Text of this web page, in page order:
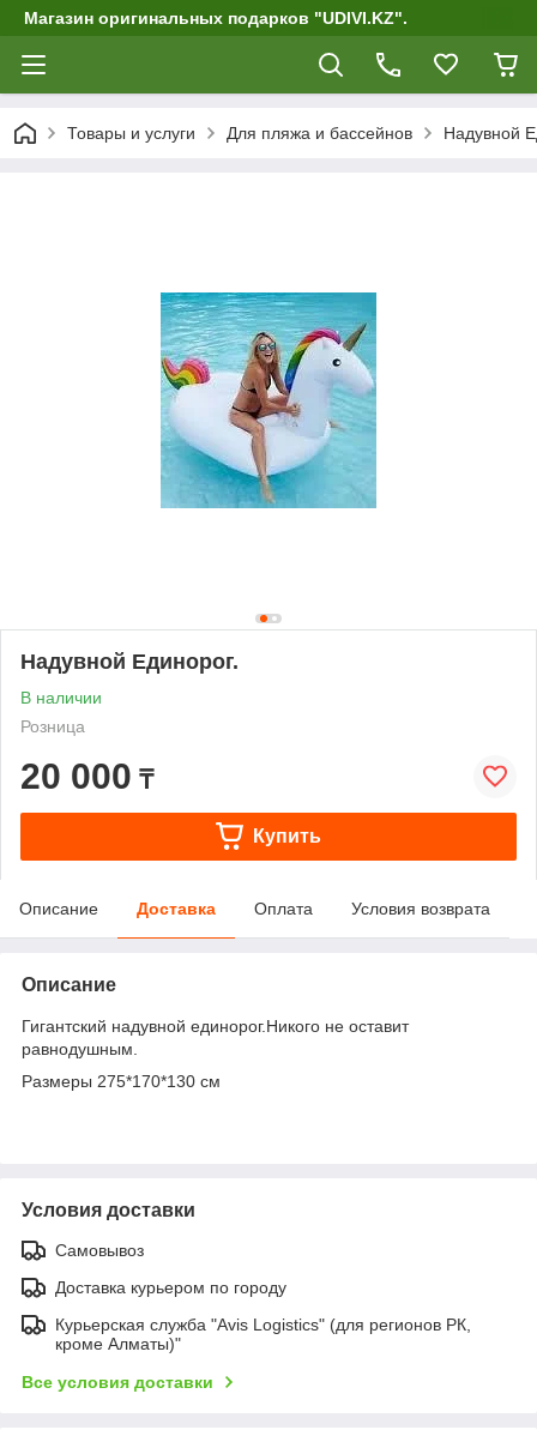
Магазин оригинальных подарков "UDIVI.KZ".
Товары и услуги Для пляжа и бассейнов Надувной
Надувной Единорог.
В наличии
Розница
20 000 ₸
Купить
Описание Доставка Оплата Условия возврата
Описание
Гигантский надувной единорог.Никого не оставит
равнодушным.
Размеры 275*170*130 см
Условия доставки
Самовывоз
Доставка курьером по городу
Курьерская служба "Avis Logistics" (для регионов РК,
кроме Алматы)"
Все условия доставки